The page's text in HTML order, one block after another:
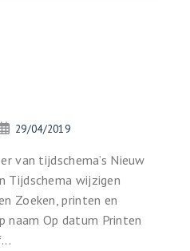
29/04/2019
van tijdschema’s Nieuw
Tijdschema wijzigen
Zoeken, printen en
naam Op datum Printen